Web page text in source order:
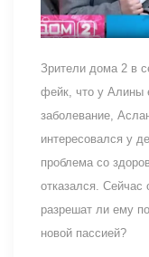
Зрители дома 2 в
фейк, что у Алины
заболевание,
интересовался у
проблема со
отказался.
разрешат ли ему
новой пассией?